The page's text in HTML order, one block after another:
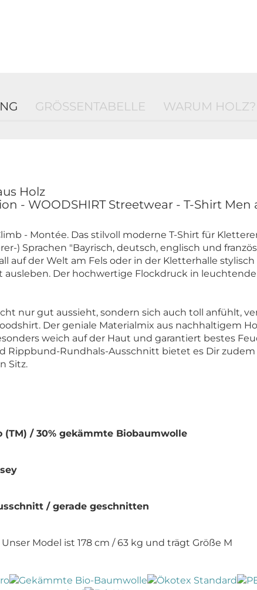
GRÖSSENTABELLE WARUM HOLZ?
Holz
- WOODSHIRT Streetwear - T-Shirt
- Montée. Das stilvoll moderne T-Shirt für
) Sprachen "Bayrisch, deutsch, englisch und
auf der Welt am Fels oder in der Kletterhalle
Der hochwertige Flockdruck in
nur gut aussieht, sondern sich auch toll anfühlt,
Der geniale Materialmix aus nachhaltigem
weich auf der Haut und garantiert bestes
Rippbund-Rundhals-Ausschnitt bietet es Dir
Sitz.
(TM) / 30% gekämmte Biobaumwolle
/ gerade geschnitten
Unser Model ist 178 cm / 63 kg und trägt Größe M